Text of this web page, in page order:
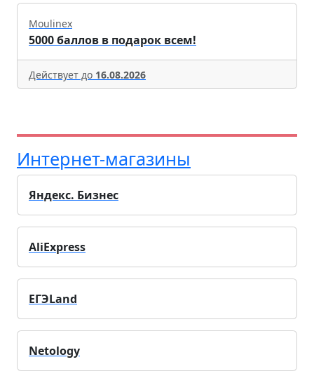
Moulinex
5000 баллов в подарок всем!
Действует до 16.08.2026
Интернет-магазины
Яндекс. Бизнес
AliExpress
ЕГЭLand
Netology